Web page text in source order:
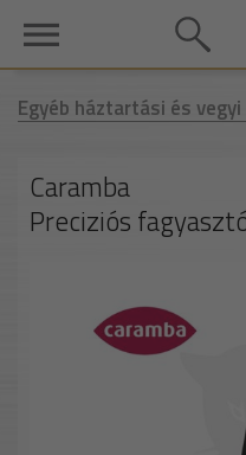
Egyéb háztartási és
Caramba
Preciziós